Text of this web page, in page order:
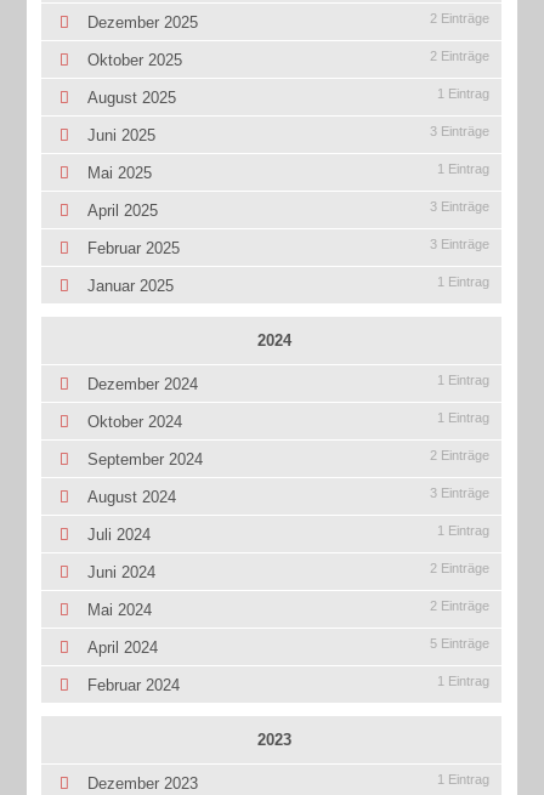
Dezember 2025 2 Einträge
Oktober 2025 2 Einträge
August 2025 1 Eintrag
Juni 2025 3 Einträge
Mai 2025 1 Eintrag
April 2025 3 Einträge
Februar 2025 3 Einträge
Januar 2025 1 Eintrag
2024
Dezember 2024 1 Eintrag
Oktober 2024 1 Eintrag
September 2024 2 Einträge
August 2024 3 Einträge
Juli 2024 1 Eintrag
Juni 2024 2 Einträge
Mai 2024 2 Einträge
April 2024 5 Einträge
Februar 2024 1 Eintrag
2023
Dezember 2023 1 Eintrag